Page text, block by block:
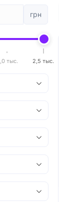
грн
тыс. 2,5 тыс.